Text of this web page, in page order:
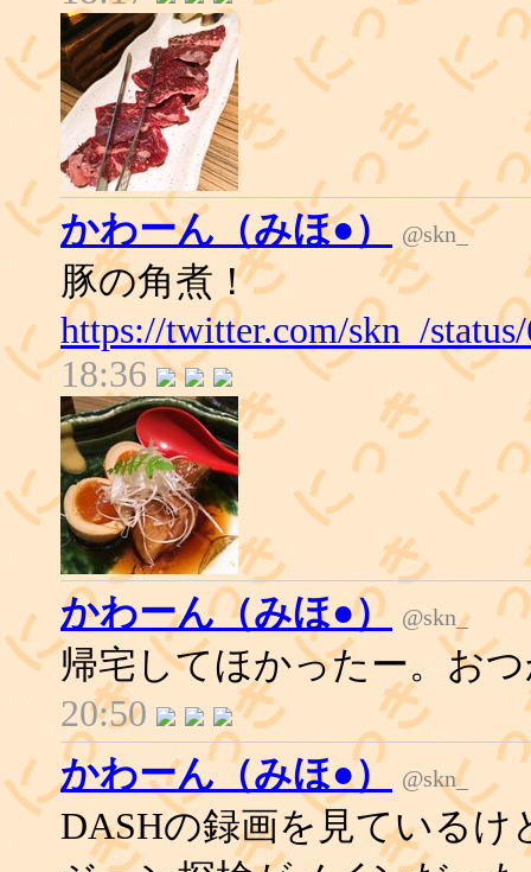
かわーん（みほ●） @skn_
豚の角煮！
https://twitter.com/skn_/
18:36
かわーん（みほ●） @skn_
帰宅してほかったー。お
20:50
かわーん（みほ●）
@skn_
DASHの録画を見ている